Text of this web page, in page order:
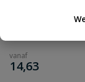
vanaf
€
14,63